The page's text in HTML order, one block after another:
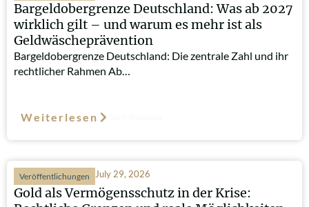
Bargeldobergrenze Deutschland: Was ab 2027
wirklich gilt – und warum es mehr ist als
Geldwäscheprävention
Bargeldobergrenze Deutschland: Die zentrale Zahl und ihr
rechtlicher Rahmen Ab…
Weiterlesen
Veröffentlichungen July 29, 2026
Gold als Vermögensschutz in der Krise: